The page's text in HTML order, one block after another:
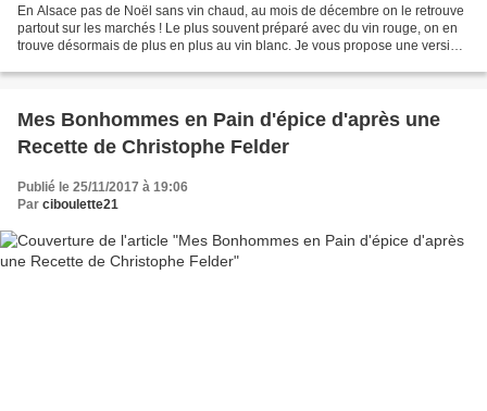
En Alsace pas de Noël sans vin chaud, au mois de décembre on le retrouve
partout sur les marchés ! Le plus souvent préparé avec du vin rouge, on en
trouve désormais de plus en plus au vin blanc. Je vous propose une version
Mes Bonhommes en Pain d'épice d'après une
Recette de Christophe Felder
Publié le 25/11/2017 à 19:06
Par ciboulette21